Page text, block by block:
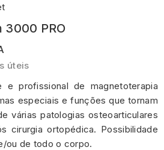
3000 PRO
úteis
e profissional de magnetoterapia
especiais e funções que tornam
várias patologias osteoarticulares
cirurgia ortopédica. Possibilidade
ou de todo o corpo.